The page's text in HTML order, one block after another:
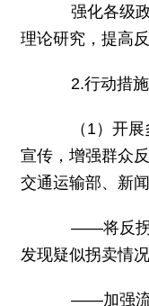
强化各级政
理论研究，提高
2.行动措施
（1）开展多
宣传，增强群众
交通运输部、新
——将反拐教
发现疑似拐卖情
——加强流